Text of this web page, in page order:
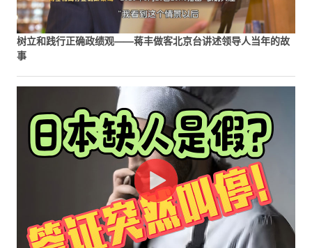
树立和践行正确政绩观——蒋丰做客北京台讲述领导人当年的故
事